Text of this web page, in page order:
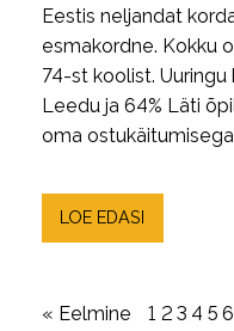
Eestis neljandat
esmakordne. Kokku
74-st koolist. Uuringu
Leedu ja 64% Läti
oma
LOE EDASI
« Eelmine 1 2 3 4 5 6